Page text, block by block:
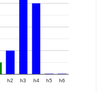
h2 h3 h4 h5 h6